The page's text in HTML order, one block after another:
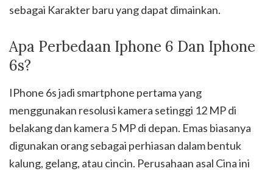
sebagai Karakter baru yang dapat dimainkan.
Apa Perbedaan Iphone 6 Dan Iphone
6s?
IPhone 6s jadi smartphone pertama yang
menggunakan resolusi kamera setinggi 12 MP di
belakang dan kamera 5 MP di depan. Emas biasanya
digunakan orang sebagai perhiasan dalam bentuk
kalung, gelang, atau cincin. Perusahaan asal Cina ini